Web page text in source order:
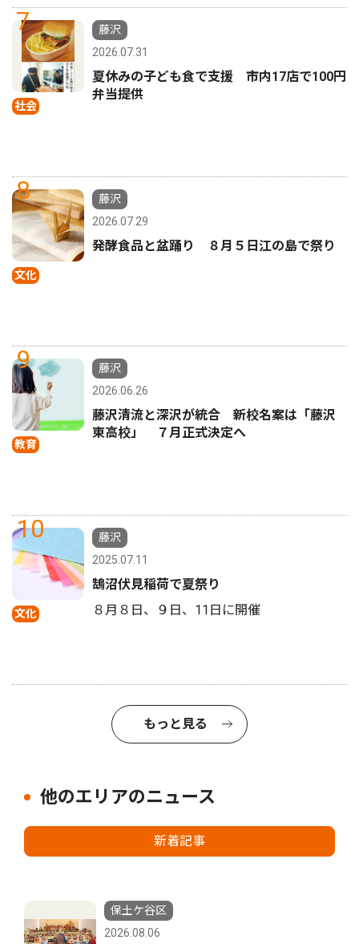
7
社会
藤沢
2026.07.31
夏休みの子ども食で支援 市内17店で100円
弁当提供
8
文化
藤沢
2026.07.29
発酵食品と盆踊り ８月５日江の島で祭り
9
教育
藤沢
2026.06.26
藤沢清流と深沢が統合 新校名案は「藤沢
東高校」 ７月正式決定へ
10
文化
藤沢
2025.07.11
鵠沼伏見稲荷で夏祭り
８月８日、９日、11日に開催
もっと見る
他のエリアのニュース
新着記事
保土ケ谷区
2026.08.06